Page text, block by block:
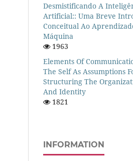
Desmistificando A
Artificial:: Uma Breve
Conceitual Ao
Máquina
1963
Elements Of
The Self As Assumptions
Structuring The
And Identity
1821
INFORMATION